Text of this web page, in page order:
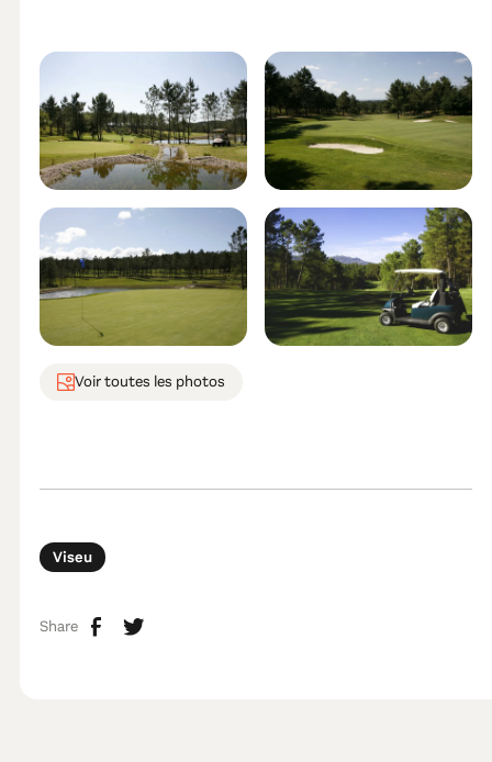
Voir toutes les photos
Viseu
Share